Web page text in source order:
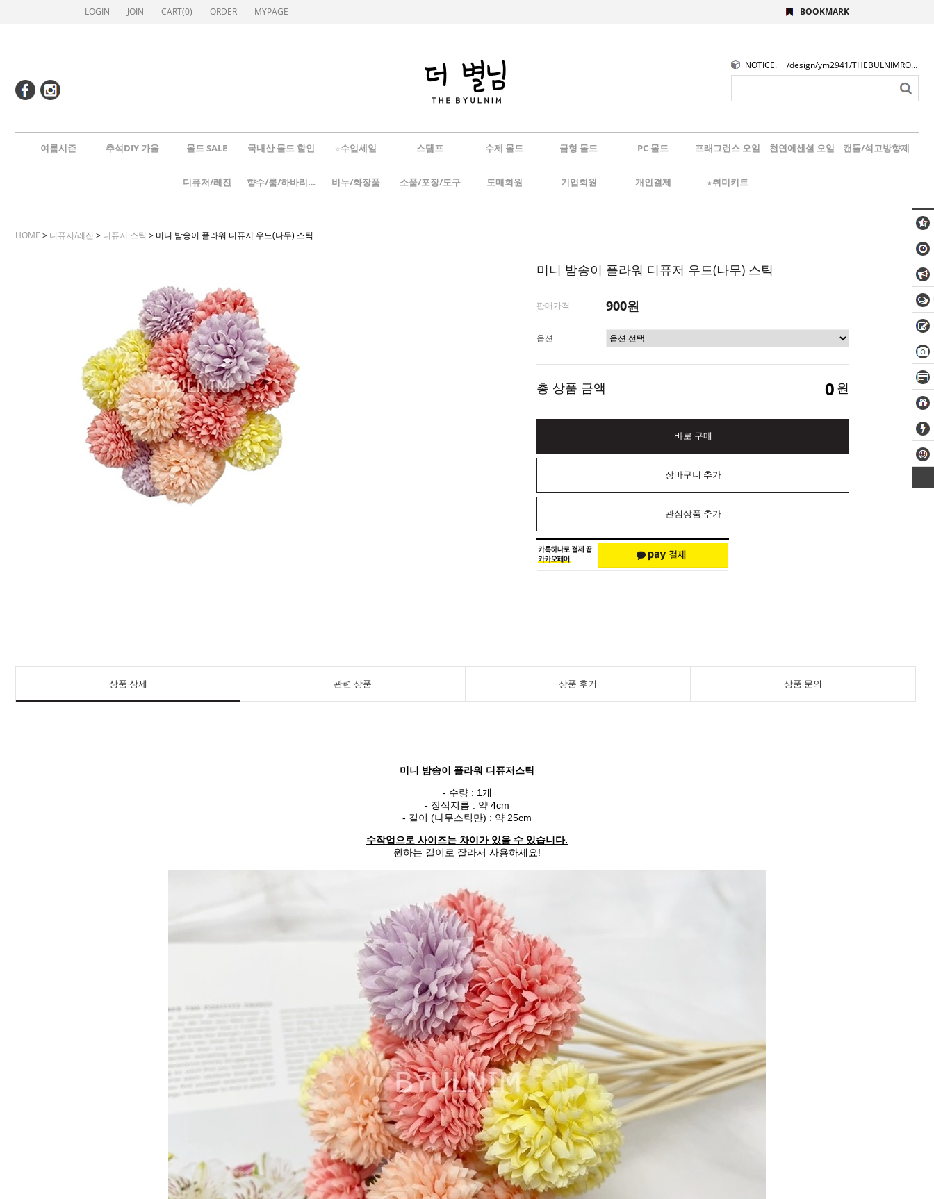
LOGIN JOIN CART(0) ORDER MYPAGE BOOKMARK
NOTICE. /design/ym2941/THEBULNIMROGO.png
여름시즌 추석DIY 가을 몰드 SALE 국내산 몰드 할인 ☆수입세일 스탬프 수제 몰드 금형 몰드 PC 몰드 프래그런스 오일 천연에센셜 오일 캔들/석고방향제
디퓨저/레진 향수/룸/하바리움 비누/화장품 소품/포장/도구 도매회원 기업회원 개인결제 ★취미키트
HOME > 디퓨저/레진 > 디퓨저 스틱 > 미니 밤송이 플라워 디퓨저 우드(나무) 스틱
미니 밤송이 플라워 디퓨저 우드(나무) 스틱
판매가격 900원
옵션
총 상품 금액 0 원
바로 구매
장바구니 추가
관심상품 추가
상품 상세 관련 상품 상품 후기 상품 문의
미니 밤송이 플라워 디퓨저스틱
- 수량 : 1개
- 장식지름 : 약 4cm
- 길이 (나무스틱만) : 약 25cm
수작업으로 사이즈는 차이가 있을 수 있습니다.
원하는 길이로 잘라서 사용하세요!